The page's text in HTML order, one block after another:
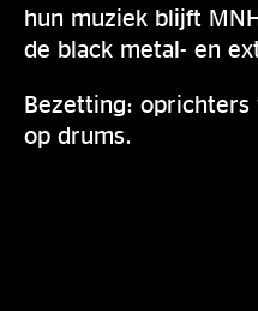
hun muziek blijft
de black metal- en
Bezetting: oprichters
op drums.